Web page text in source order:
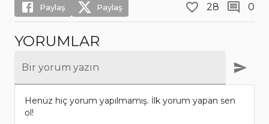
Paylaş Paylaş 28 0
YORUMLAR
Bir yorum yazın
Henüz hiç yorum yapılmamış. İlk yorum yapan sen
ol!